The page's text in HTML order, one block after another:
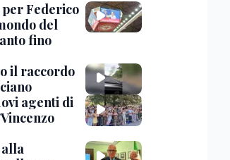
Federico
del
fino
il raccordo
agenti di